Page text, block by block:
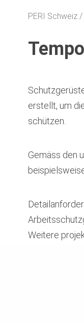
PERI Schweiz
erstellt, um
schützen.
Gemäss den
Weitere